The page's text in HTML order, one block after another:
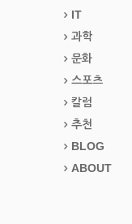
IT
과학
문화
스포츠
칼럼
추천
BLOG
ABOUT